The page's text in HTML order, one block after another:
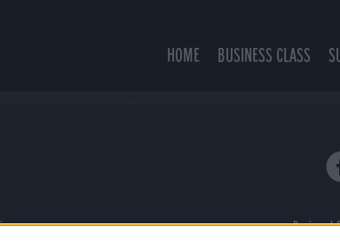
HOME BUSINESS CLASS
Designed